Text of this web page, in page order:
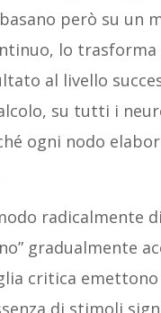
però su un
lo
al livello
su tutti i
ogni nodo
radicalmente
gradualmente
critica
di stimoli